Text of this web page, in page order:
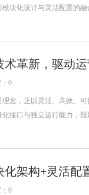
块化设计与灵活配置的
革新，驱动
0
，正以灵活、高效、可
接口与独立运行能力，
架构+灵活配
0